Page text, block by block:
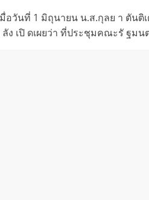
อวันที่ 1 มิถุนายน น.ส.กุลย า ตันติ
ง เปิ ดเผยว่า ที่ประชุมคณะรั ฐม